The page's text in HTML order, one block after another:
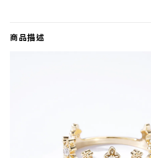
商品描述